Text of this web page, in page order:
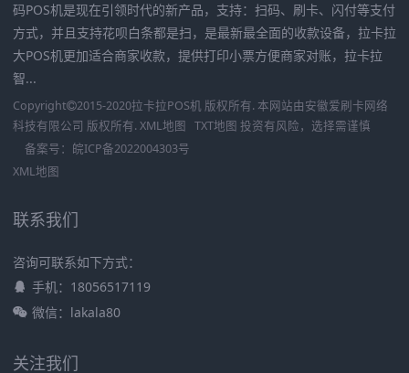
码POS机是现在引领时代的新产品，支持：扫码、刷卡、闪付等支付
方式，并且支持花呗白条都是扫，是最新最全面的收款设备，拉卡拉
大POS机更加适合商家收款，提供打印小票方便商家对账，拉卡拉
智...
Copyright 2015-2020拉卡拉POS机 版权所有. 本网站由安徽爱刷卡网络
科技有限公司 版权所有. XML地图 TXT地图 投资有风险，选择需谨慎
备案号： 皖ICP备2022004303号
XML地图
联系我们
咨询可联系如下方式：
手机：18056517119
微信：lakala80
关注我们